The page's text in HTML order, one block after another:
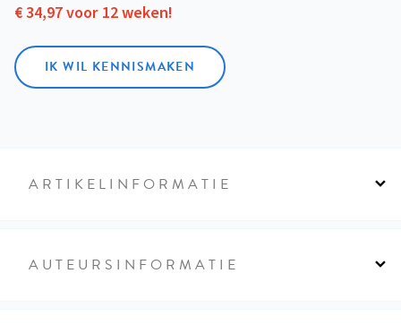
€ 34,97 voor 12 weken!
IK WIL KENNISMAKEN
ARTIKELINFORMATIE
AUTEURSINFORMATIE